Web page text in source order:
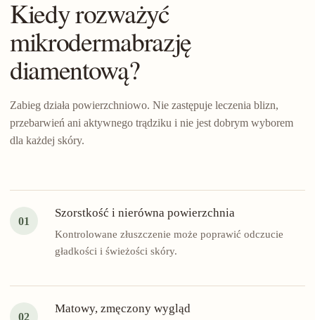
Kiedy rozważyć
mikrodermabrazję
diamentową?
Zabieg działa powierzchniowo. Nie zastępuje leczenia blizn,
przebarwień ani aktywnego trądziku i nie jest dobrym wyborem
dla każdej skóry.
01
Szorstkość i nierówna powierzchnia
Kontrolowane złuszczenie może poprawić odczucie
gładkości i świeżości skóry.
02
Matowy, zmęczony wygląd